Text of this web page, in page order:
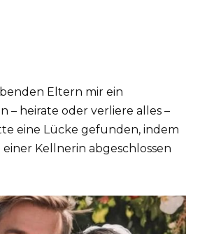
Eltern mir ein
– heirate oder verliere alles –
eine Lücke gefunden, indem
Kellnerin abgeschlossen